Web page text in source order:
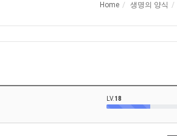
Home 생명의 양식
LV.18